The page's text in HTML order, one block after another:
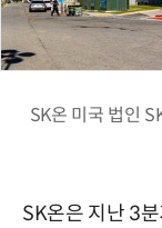
SK온 미국 법인
SK온은 지난 3